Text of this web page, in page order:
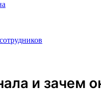
и зачем